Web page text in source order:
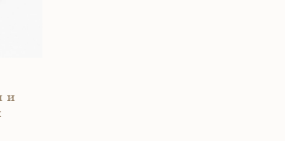
и